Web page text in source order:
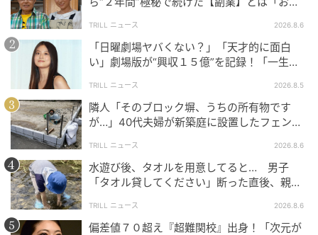
TRILL ニュース 2026.8.6
「日曜劇場ヤバくない？」「天才的に面白
い」劇場版が“興収１５億”を記録！「一生言
TRILL ニュース 2026.8.5
隣人「そのブロック塀、うちの所有物です
が…」40代夫婦が新築庭に設置したフェン
TRILL ニュース 2026.8.6
水遊び後、タオルを用意してると… 男子
「タオル貸してください」断った直後、親が
TRILL ニュース 2026.8.6
偏差値７０超え『超難関校』出身！「次元が